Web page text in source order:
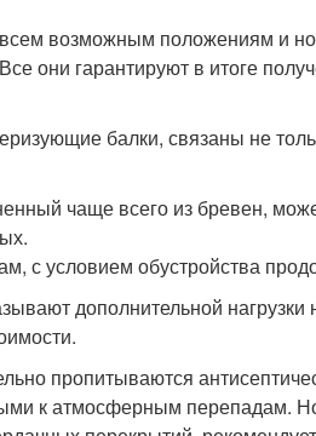
возможным положениям и
они гарантируют в итоге
балки, связаны не
чаще всего из бревен,
с условием обустройства
дополнительной
пропитываются
к атмосферным перепадам.